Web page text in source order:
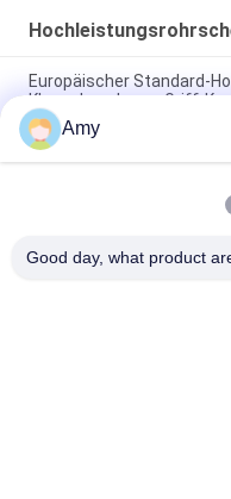
Europäischer Standard-
Klauenkupplungs-Griff-
DN100 Roheisen-Rohr
Galvanisierte
Amy
Good day, what product